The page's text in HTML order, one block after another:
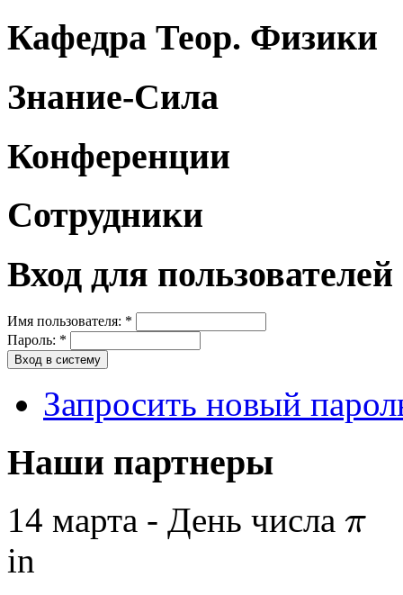
Кафедра Теор. Физики
Знание-Сила
Конференции
Сотрудники
Вход для пользователей
Имя пользователя: *
Пароль: *
Запросить новый
Наши партнеры
14 марта - День числа π
π
in